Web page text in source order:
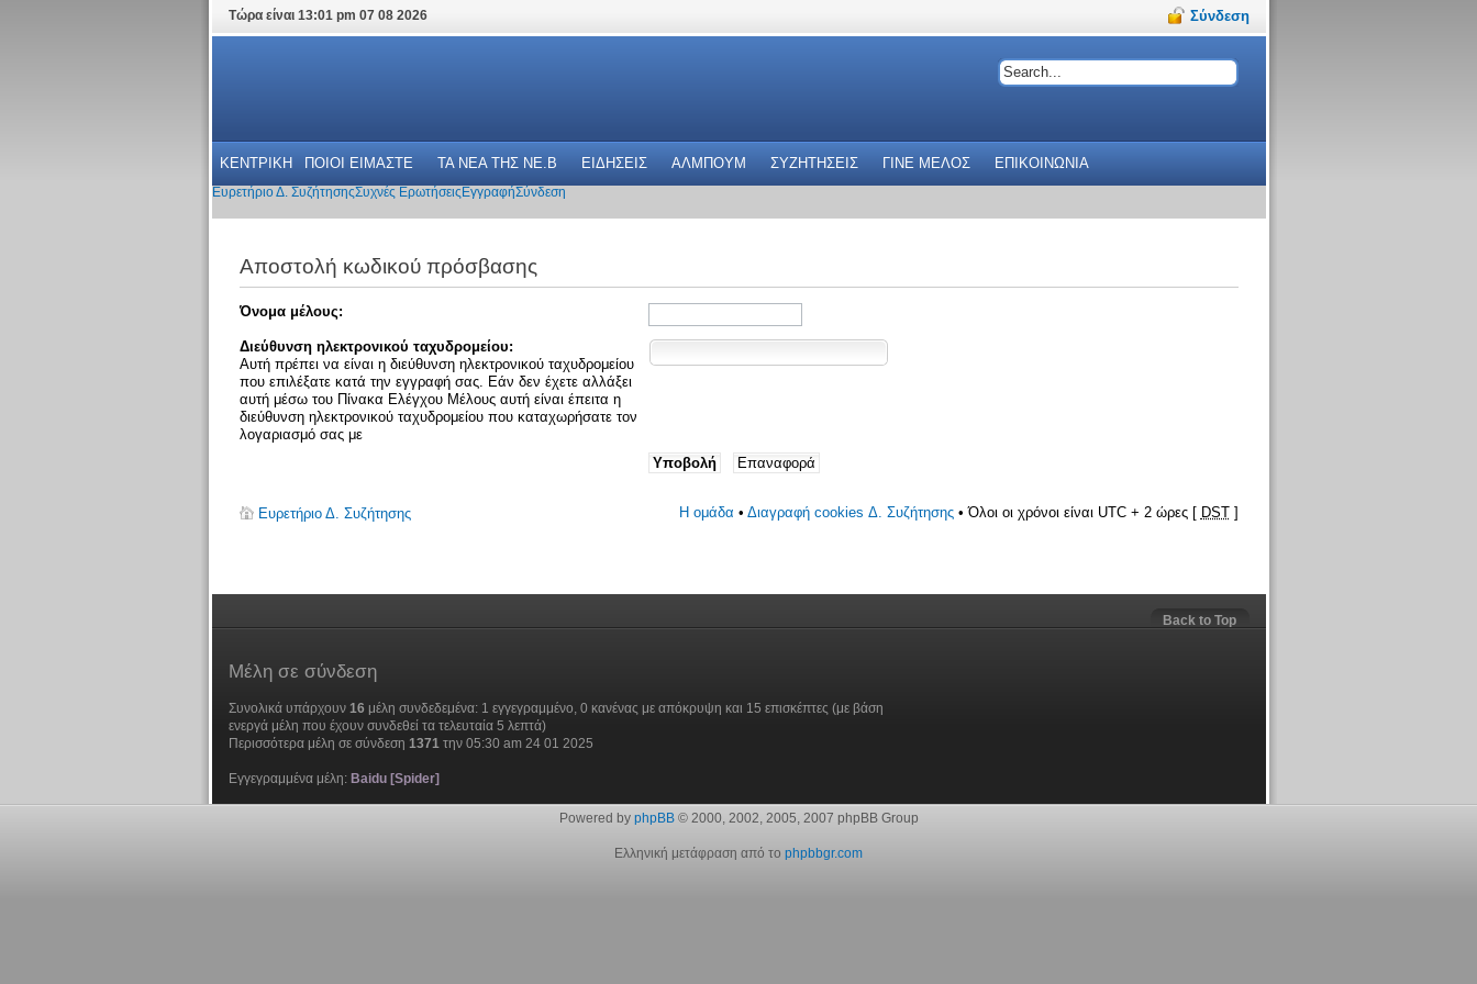
Τώρα είναι 13:01 pm 07 08 2026 Σύνδεση
ΚΕΝΤΡΙΚΗ ΠΟΙΟΙ ΕΙΜΑΣΤΕ ΤΑ ΝΕΑ THΣ NE.B ΕΙΔΗΣΕΙΣ ΑΛΜΠΟΥΜ ΣΥΖΗΤΗΣΕΙΣ ΓΙΝΕ ΜΕΛΟΣ ΕΠΙΚΟΙΝΩΝΙΑ
Ευρετήριο Δ. ΣυζήτησηςΣυχνές Ερωτήσεις ΕγγραφήΣύνδεση
Αποστολή κωδικού πρόσβασης
Όνομα μέλους:
Διεύθυνση ηλεκτρονικού ταχυδρομείου:
Αυτή πρέπει να είναι η διεύθυνση ηλεκτρονικού ταχυδρομείου
που επιλέξατε κατά την εγγραφή σας. Εάν δεν έχετε αλλάξει
αυτή μέσω του Πίνακα Ελέγχου Μέλους αυτή είναι έπειτα η
διεύθυνση ηλεκτρονικού ταχυδρομείου που καταχωρήσατε τον
λογαριασμό σας με
Ευρετήριο Δ. Συζήτησης Η ομάδα • Διαγραφή cookies Δ. Συζήτησης• Όλοι οι χρόνοι είναι UTC + 2 ώρες [ DST]
Back to Top
Μέλησε σύνδεση
Συνολικά υπάρχουν 16 μέλη συνδεδεμένα: 1 εγγεγραμμένο, 0 κανένας με απόκρυψη και 15 επισκέπτες (με βάση
ενεργά μέλη που έχουν συνδεθεί τα τελευταία 5 λεπτά)
Περισσότερα μέλη σε σύνδεση 1371 την 05:30 am 24 01 2025
Εγγεγραμμένα μέλη: Baidu [Spider]
Powered by phpBB© 2000, 2002, 2005, 2007 phpBB Group
Ελληνική μετάφραση από το phpbbgr.com